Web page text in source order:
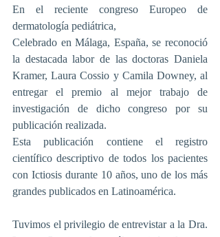
En el reciente congreso Europeo de
dermatología pediátrica,
Celebrado en Málaga, España, se reconoció
la destacada labor de las doctoras Daniela
Kramer, Laura Cossio y Camila Downey, al
entregar el premio al mejor trabajo de
investigación de dicho congreso por su
publicación realizada.
Esta publicación contiene el registro
científico descriptivo de todos los pacientes
con Ictiosis durante 10 años, uno de los más
grandes publicados en Latinoamérica.
Tuvimos el privilegio de entrevistar a la Dra.